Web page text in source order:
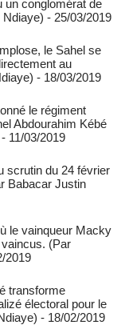
un conglomérat de
- 25/03/2019
le Sahel se
au
- 18/03/2019
le régiment
Abdourahim Kébé
- 11/03/2019
scrutin du 24 février
Babacar Justin
le vainqueur Macky
(Par
2019
transforme
électoral pour le
- 18/02/2019